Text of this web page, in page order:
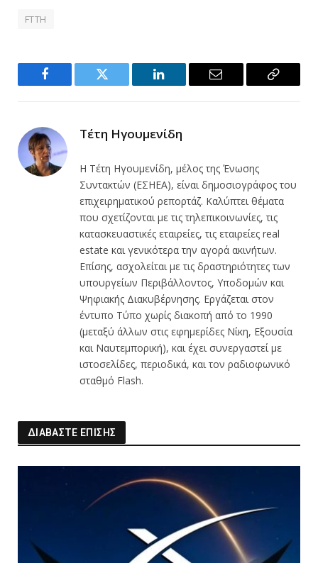
FTTH
Facebook Twitter LinkedIn Email
Copy
Τέτη Ηγουμενίδη
Η Τέτη Ηγουμενίδη, μέλος της Ένωσης
Συντακτών (ΕΣΗΕΑ), είναι δημοσιογράφος του
επιχειρηματικού ρεπορτάζ. Καλύπτει θέματα
που σχετίζονται με τις τηλεπικοινωνίες, τις
κατασκευαστικές εταιρείες, τις εταιρείες real
estate και γενικότερα την αγορά ακινήτων.
Επίσης, ασχολείται με τις δραστηριότητες των
υπουργείων Περιβάλλοντος, Υποδομών και
Ψηφιακής Διακυβέρνησης. Εργάζεται στον
έντυπο Τύπο χωρίς διακοπή από το 1990
(μεταξύ άλλων στις εφημερίδες Νίκη, Εξουσία
και Ναυτεμπορική), και έχει συνεργαστεί με
ιστοσελίδες, περιοδικά, και τον ραδιοφωνικό
σταθμό Flash.
ΔΙΑΒΑΣΤΕ ΕΠΙΣΗΣ